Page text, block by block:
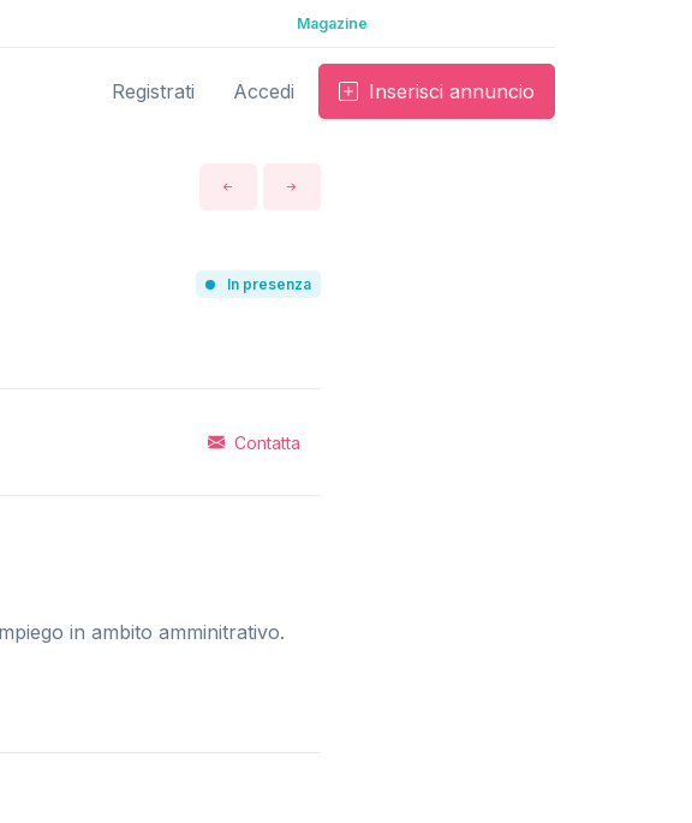
Magazine
Registrati Accedi Inserisci annuncio
In presenza
Contatta
in ambito amminitrativo.